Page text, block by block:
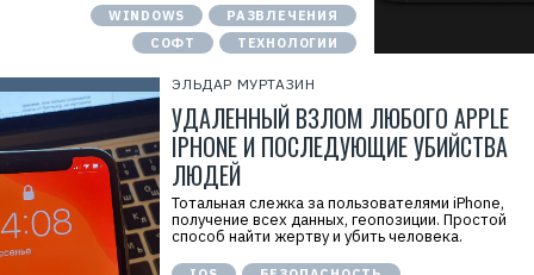
WINDOWS
РАЗВЛЕЧЕНИЯ
СОФТ
ТЕХНОЛОГИИ
ЭЛЬДАР МУРТАЗИН
УДАЛЕННЫЙ ВЗЛОМ ЛЮБОГО APPLE
IPHONE И ПОСЛЕДУЮЩИЕ УБИЙСТВА
ЛЮДЕЙ
Тотальная слежка за пользователями iPhone,
получение всех данных, геопозиции. Простой
способ найти жертву и убить человека.